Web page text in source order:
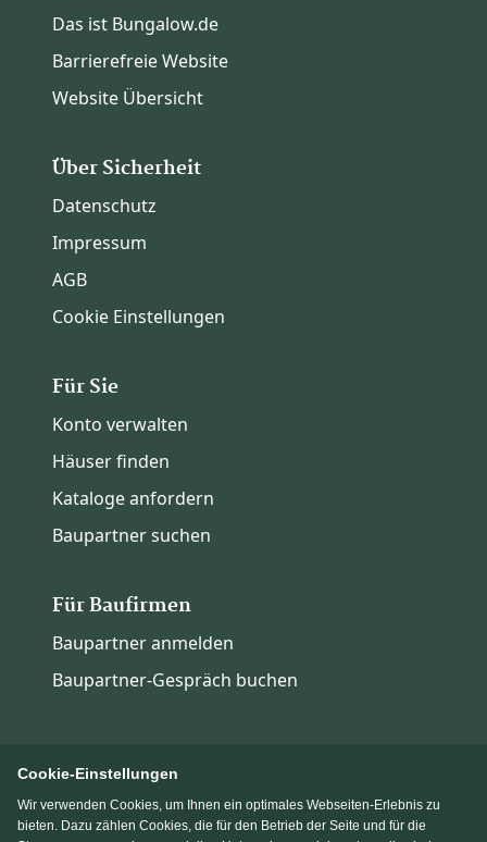
Das ist Bungalow.de
Barrierefreie Website
Website Übersicht
Über Sicherheit
Datenschutz
Impressum
AGB
Cookie Einstellungen
Für Sie
Konto verwalten
Häuser finden
Kataloge anfordern
Baupartner suchen
Für Baufirmen
Baupartner anmelden
Baupartner-Gespräch buchen
Immowelt.de Bauen.de
Cookie-Einstellungen
Wir verwenden Cookies, um Ihnen ein optimales Webseiten-Erlebnis zu
bieten. Dazu zählen Cookies, die für den Betrieb der Seite und für die